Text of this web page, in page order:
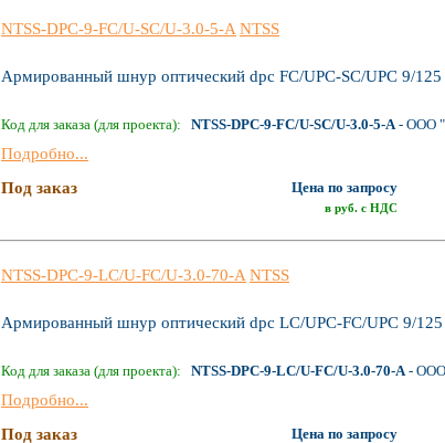
NTSS-DPC-9-FC/U-SC/U-3.0-5-A NTSS
Армированный шнур оптический dpc FC/UPC-SC/UPC 9/
Код для заказа (для проекта): NTSS-DPC-9-FC/U-SC/U-3.0-5-A- ООО
Подробно...
Под заказ
Цена по запросу
в руб. с НДС
NTSS-DPC-9-LC/U-FC/U-3.0-70-ANTSS
Армированный шнур оптический dpc LC/UPC-FC/UPC 9/
Код для заказа (для проекта): NTSS-DPC-9-LC/U-FC/U-3.0-70-A- ООО
Подробно...
Под заказ
Цена по запросу